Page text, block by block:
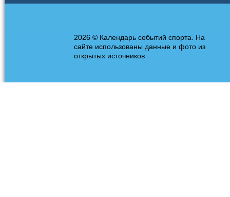
2026 © Календарь событий спорта. На
сайте использованы данные и фото из
открытых источников